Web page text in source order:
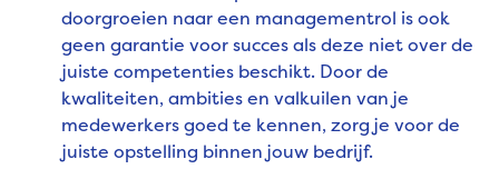
doorgroeien naar een managementrol is ook
geen garantie voor succes als deze niet over de
juiste competenties beschikt. Door de
kwaliteiten, ambities en valkuilen van je
medewerkers goed te kennen, zorg je voor de
juiste opstelling binnen jouw bedrijf.